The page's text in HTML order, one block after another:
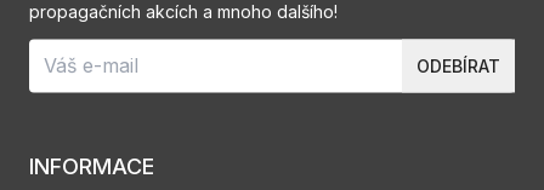
INFORMACE
propagačních akcích a mnoho dalšího!
ODEBÍRAT